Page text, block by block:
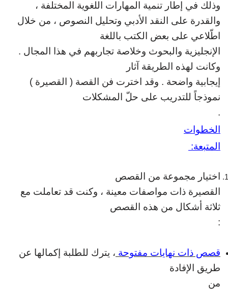
وذلك في إطار تنمية المهارات اللغوية المختلفة ،
والقدرة على
النقد الأدبي وتحليل النصوص ، من خلال
اطّلاعي على بعض الكتب باللغة
الإنجليزية والبحوث وخلاصة تجاربهم في هذا المجال .
وكانت لهذه الطريقة آثار
إيجابية واضحة . وقد اخترت فن القصة ( القصيرة )
نموذجاً للتدريب على حلّ المشكلات
.
الخطوات
المتبعة:
اختيار مجموعة من القصص
القصيرة ذات مواصفات معينة ، وكنت قد تعاملت مع
ثلاثة أشكال من هذه القصص
:
قصص ذات نهايات مفتوحة ، يترك للطلبة إكمالها عن
طريق الإفادة
من